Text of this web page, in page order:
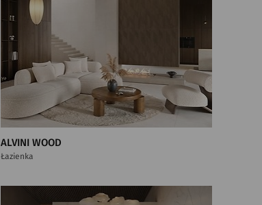
ALVINI WOOD
Łazienka